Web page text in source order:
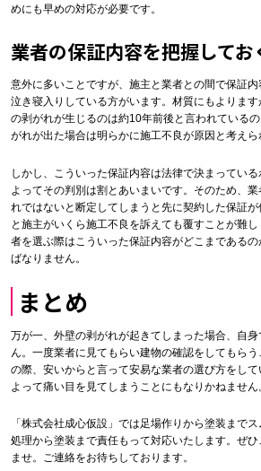
めにも早めの対応が必要です。
業者の保証内容を把握してお
意外に多いことですが、施主と業者との間で保証
泣き寝入りしている方がいます。材質にもよりま
の剥がれが生じるのは約10年前後と言われている
がれが出た場合は明らかに施工不良が原因と考えら
しかし、こういった保証内容は法律で決まってい
よってその判別は割とあいまいです。そのため、
れではないと断定してしまうと先に契約した保証
と施主がいくら施工不良を訴えても覆すことが難
者を選ぶ際はこういった保証内容がどこまである
ばなりません。
まとめ
万が一、外壁の剥がれが起きてしまった場合、自
ん。一度業者に見てもらい建物の確認をしてもら
の際、安いからと言って安易な業者の選び方をし
よって痛い目を見てしまうことにもなりかねません
「株式会社成心仮設」では足場作りから塗装まで
処理から塗装まで責任もって対応いたします。ぜ
ませ。ご連絡をお待ちしております。